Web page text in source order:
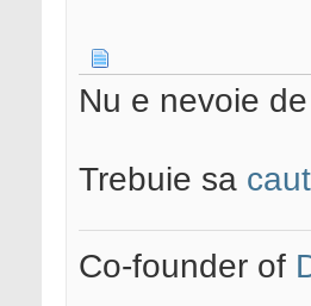
Nu e nevoie
Trebuie sa
Co-founder of